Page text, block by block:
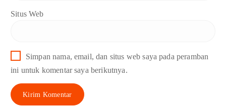
Situs Web
Simpan nama, email, dan situs web saya pada peramban
ini untuk komentar saya berikutnya.